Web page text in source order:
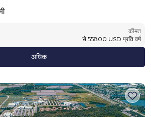
कीमत
से 55800 USD प्रति वर्ष
अधिक